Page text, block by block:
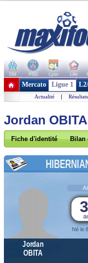
OM PSG Lyon Lille
+ de clubs
Mercato Ligue 1
Actualité |
Jordan OBITA
Fiche d'identité Bilan
Né le
Jordan
OBITA